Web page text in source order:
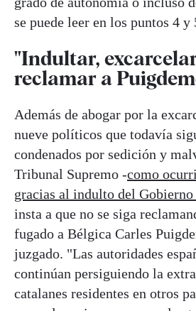
se puede leer en los puntos 4
"Indultar,
reclamar a
Además de abogar por la
nueve políticos que todavía
condenados por sedición y
Tribunal Supremo -como
gracias al indulto del Gobierno
insta a que no se siga
fugado a Bélgica Carles
juzgado. "Las autoridades
continúan persiguiendo la
catalanes residentes en otros